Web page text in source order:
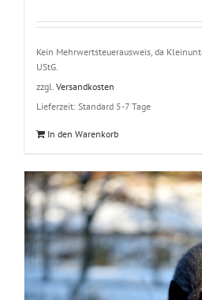
Kein Mehrwertsteuerausweis, da
UStG.
zzgl. Versandkosten
Lieferzeit: Standard 5-7 Tage
In den Warenkorb